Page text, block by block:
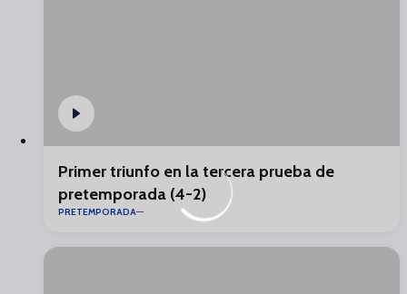
Primer triunfo en la tercera prueba de
pretemporada (4-2)
PRETEMPORADA